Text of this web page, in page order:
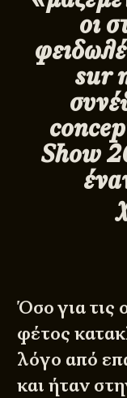
οι
sur
Show
Όσο για τις
φέτος
λόγο από
και ήταν